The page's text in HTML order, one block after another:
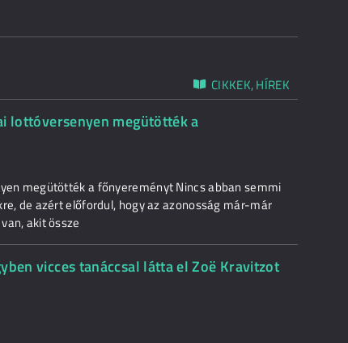
CIKKEK, HÍREK
lottóversenyen megütötték a
megütötték a főnyereményt Nincs abban semmi
de azért előfordul, hogy az azonosság már-már
akit össze
vicces tanáccsal látta el Zoë Kravitzot